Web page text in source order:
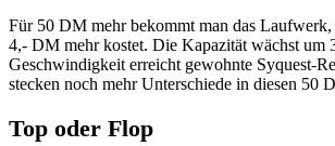
Für 50 DM mehr bekommt man das
4,- DM mehr kostet. Die Kapazität wächst um
Geschwindigkeit erreicht gewohnte Syquest-
stecken noch mehr Unterschiede in diesen 50
Top oder Flop